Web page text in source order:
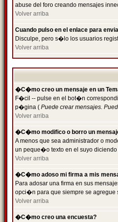
abuse del foro creando mensajes
Volver arriba
Cuando pulso en el enlace para
Disculpe, pero s�lo los usuarios
Volver arriba
�C�mo creo un mensaje en un
F�cil -- pulse en el bot�n
p�gina ( Puede crear mensajes.
Volver arriba
�C�mo modifico o borro un
A menos que sea administrador o
un peque�o texto en el suyo
Volver arriba
�C�mo adoso mi firma a mis
Para adosar una firma en sus
opci�n para que siempre se agregue
Volver arriba
�C�mo creo una encuesta?